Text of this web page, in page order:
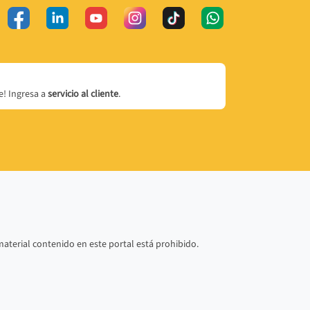
Ingresa a servicio al cliente.
contenido en este portal está prohibido.